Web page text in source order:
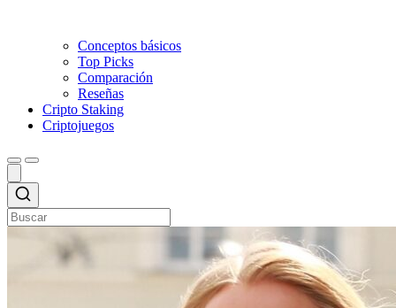
Conceptos básicos
Top Picks
Comparación
Reseñas
Cripto Staking
Criptojuegos